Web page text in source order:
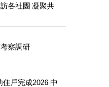
各社團 凝聚共
察調研